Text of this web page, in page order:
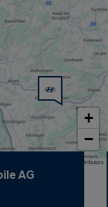
+
−
Map data © OpenStreetMap contributors
AG